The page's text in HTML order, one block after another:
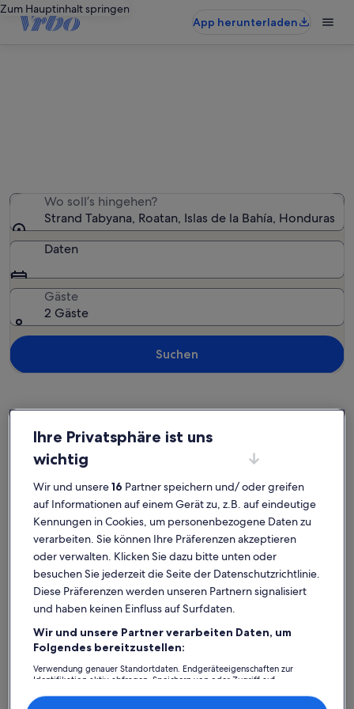
Zum Hauptinhalt springen
App herunterladen
Wo soll’s hingehen?
Strand Tabyana, Roatan, Islas de la Bahía, Honduras
Daten
Gäste
2 Gäste
Suchen
West Bay Ferienunterkünfte nahe Strand Tabyana
Wähle die perfekte Ferienunterkunft nahe Strand Tabyana.
Ferienhäuser und -wohnungen bieten dir für deinen Aufenthalt
eine Ausstattung, die keine Wünsche offenlässt, wie einen Garten
und einen Pool. Und auch wenn du Optionen zur Barrierefreiheit
oder bezüglich der Rauchpräferenzen suchst, wirst du das finden,
was dir vorschwebt.
Finde Unterkünfte ganz nach deinem
Geschmack
Suche nach FerienhäusernSuche nach Ferienwohnungen
Ihre Privatsphäre ist uns
wichtig
Wir und unsere16 Partner speichern und/ oder greifen
auf Informationen auf einem Gerät zu, z.B. auf eindeutige
Kennungen in Cookies, um personenbezogene Daten zu
verarbeiten. Sie können Ihre Präferenzen akzeptieren
oder verwalten. Klicken Sie dazu bitte unten oder
besuchen Sie jederzeit die Seite der Datenschutzrichtlinie.
Diese Präferenzen werden unseren Partnern signalisiert
und haben keinen Einfluss auf Surfdaten.
Wir und unsere Partner verarbeiten Daten, um
Folgendes bereitzustellen:
Verwendung genauer Standortdaten. Endgeräteeigenschaften zur
Identifikation aktiv abfragen. Speichern von oder Zugriff auf
Inhalte, Messung von Werbeleistung und der Performance von Inhalten,